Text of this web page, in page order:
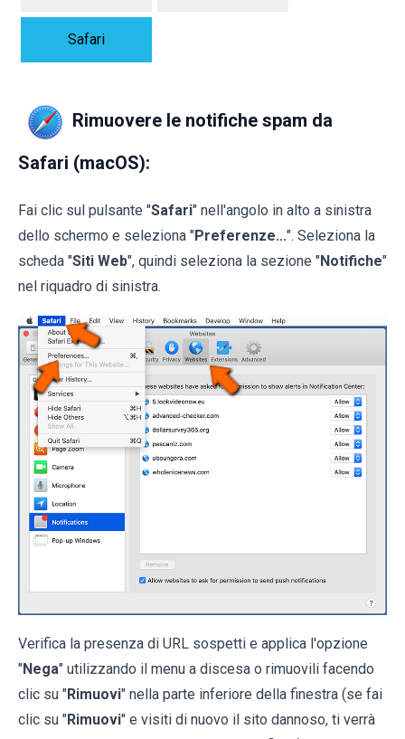
Safari
Rimuovere le notifiche spam da
Safari (macOS):
Fai clic sul pulsante "Safari" nell'angolo in alto a sinistra
dello schermo e seleziona "Preferenze...". Seleziona la
scheda "Siti Web", quindi seleziona la sezione "Notifiche"
nel riquadro di sinistra.
Verifica la presenza di URL sospetti e applica l'opzione
"Nega" utilizzando il menu a discesa o rimuovili facendo
clic su "Rimuovi" nella parte inferiore della finestra (se fai
clic su "Rimuovi" e visiti di nuovo il sito dannoso, ti verrà